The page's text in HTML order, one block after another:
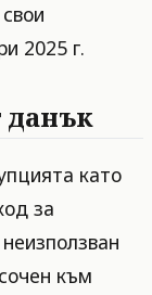
2025 г.
данък
като
за
към